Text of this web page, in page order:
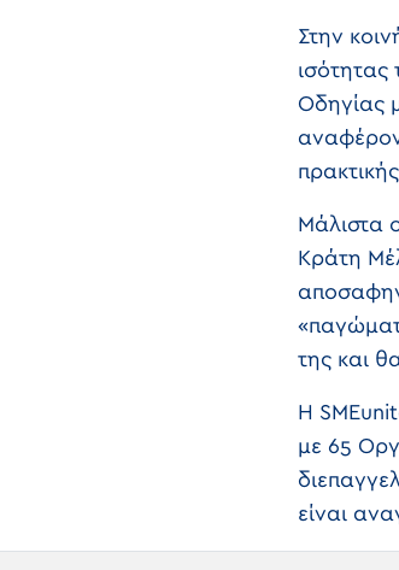
Στην
ισότητας
Οδηγίας
Μάλιστα
Κράτη
της και
Η
με 65
είναι